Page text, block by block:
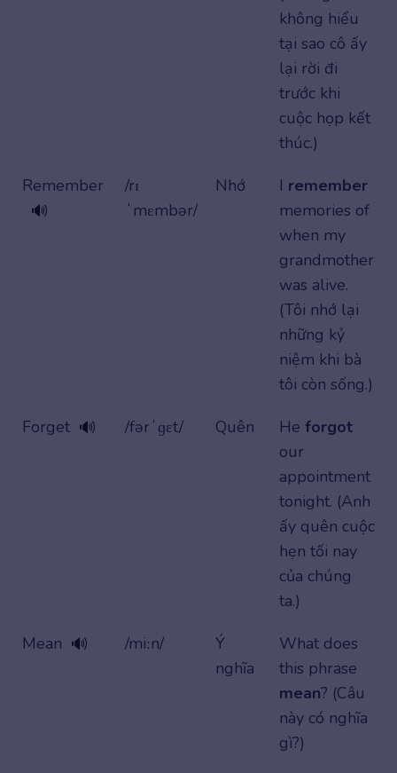
không hiểu
tại sao cô ấy
lại rời đi
trước khi
cuộc họp kết
thúc.)
Remember
🔊
/rɪ
ˈmɛmbər/
Nhớ I remember
memories of
when my
grandmother
was alive.
(Tôi nhớ lại
những kỷ
niệm khi bà
tôi còn sống.)
Forget 🔊 /fərˈɡɛt/ Quên He forgot
our
appointment
tonight. (Anh
ấy quên cuộc
hẹn tối nay
của chúng
ta.)
Mean 🔊 /miːn/
Ý
nghĩa
What does
this phrase
mean? (Câu
này có nghĩa
gì?)